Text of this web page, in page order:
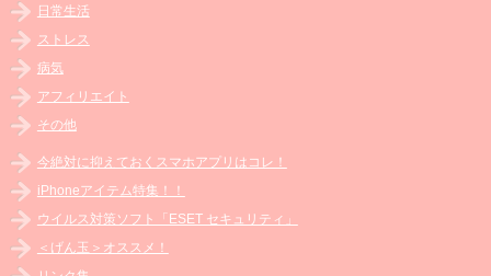
日常生活
ストレス
病気
アフィリエイト
その他
今絶対に抑えておくスマホアプリはコレ！
iPhoneアイテム特集！！
ウイルス対策ソフト「ESET セキュリティ」
＜げん玉＞オススメ！